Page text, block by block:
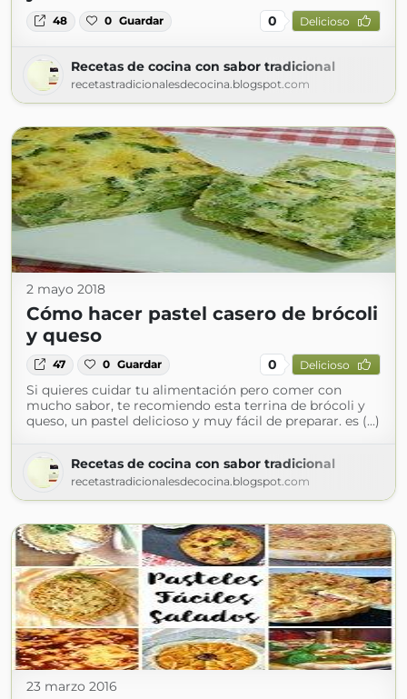
48 0 Guardar 0 Delicioso
Recetas de cocina con sabor tradicional
recetastradicionalesdecocina.blogspot.com
2 mayo 2018
Cómo hacer pastel casero de brócoli
y queso
47 0 Guardar 0 Delicioso
Si quieres cuidar tu alimentación pero comer con
mucho sabor, te recomiendo esta terrina de brócoli y
queso, un pastel delicioso y muy fácil de preparar. es (...)
Recetas de cocina con sabor tradicional
recetastradicionalesdecocina.blogspot.com
23 marzo 2016